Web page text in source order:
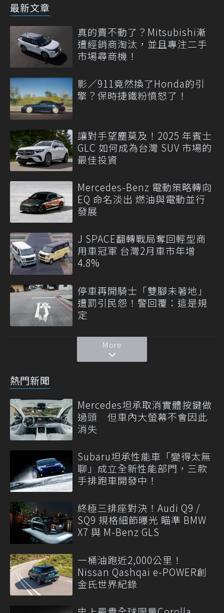
最新文章
真的賣不動了？Mitsubishi漸
遭經銷商淘汰，並且專注二手
市場尋商機！
影／911竟然換了Honda的引
擎？保時捷鐵粉憤怒了！
讓對手望塵莫及！2025 年賓士
GLC 如何成為台灣 SUV 市場的
最佳投資
Mercedes-Benz 電動策略轉向
EQ 命名淡出 燃油與電動並行
發展
J SPACE翻轉戰局奪回輕型商
用車冠軍 台灣2月車市年增
4.8%
停車再開騎士「雙腳未著地」
遭罰引民怨！警回覆：這是規
定
More
熱門新聞
Mercedes坦承取消實體按鍵做
過頭 但車內大螢幕不會因此
消失
Subaru坦承性能車「變得太無
聊」成立全新性能部門，三款
手排跑車開發中！
終極三排座對決！Audi Q9 /
SQ9 規格細節曝光 瞄準 BMW
X7 與 M-Benz GLS
一桶油跑近2,000公里！
Nissan Qashqai e-POWER創
金氏世界紀錄